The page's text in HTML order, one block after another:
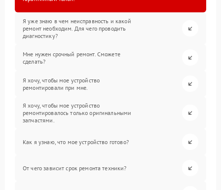
Я уже знаю в чем неисправность и какой
ремонт необходим. Для чего проводить
диагностику?
Мне нужен срочный ремонт. Сможете
сделать?
Я хочу, чтобы мое устройство
ремонтировали при мне.
Я хочу, чтобы мое устройство
ремонтировалось только оригинальными
запчастями.
Как я узнаю, что мое устройство готово?
От чего зависит срок ремонта техники?